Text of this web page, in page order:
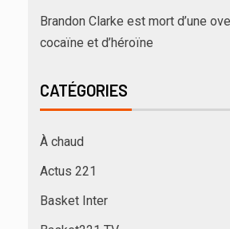
Brandon Clarke est mort d’une
cocaïne et d’héroïne
CATÉGORIES
À chaud
Actus 221
Basket Inter